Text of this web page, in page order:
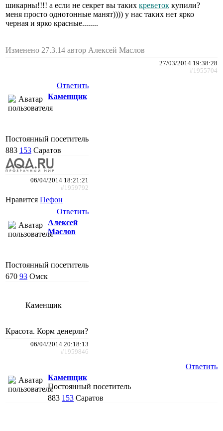
шикарны!!!! а если не секрет вы таких креветок купили?
меня просто однотонные манят)))) у нас таких нет ярко
черная и ярко красные........
Изменено 27.3.14 автор Алексей Маслов
27/03/2014 19:38:28
#1955704
Ответить
Каменщик
Постоянный посетитель
883 153 Саратов
06/04/2014 18:21:21
#1959792
Нравится Пефон
Ответить
Алексей
Маслов
Постоянный посетитель
670 93 Омск
Каменщик
Красота. Корм денерли?
06/04/2014 20:18:13
#1959846
Ответить
Каменщик
Постоянный посетитель
883 153 Саратов